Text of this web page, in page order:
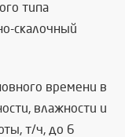
типа
скалочный
времени в
влажности и
т/ч, до 6